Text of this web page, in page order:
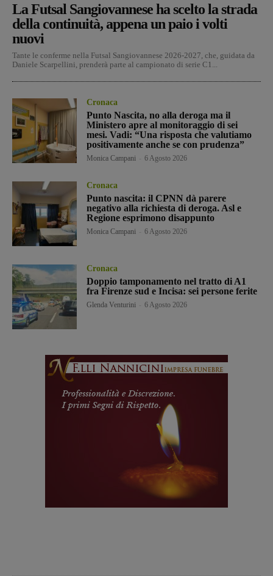
La Futsal Sangiovannese ha scelto la strada
della continuità, appena un paio i volti
nuovi
Tante le conferme nella Futsal Sangiovannese 2026-2027, che, guidata da
Daniele Scarpellini, prenderà parte al campionato di serie C1...
Cronaca
Punto Nascita, no alla deroga ma il
Ministero apre al monitoraggio di sei
mesi. Vadi: “Una risposta che valutiamo
positivamente anche se con prudenza”
Monica Campani 6 Agosto 2026
Cronaca
Punto nascita: il CPNN dà parere
negativo alla richiesta di deroga. Asl e
Regione esprimono disappunto
Monica Campani 6 Agosto 2026
Cronaca
Doppio tamponamento nel tratto di A1
fra Firenze sud e Incisa: sei persone ferite
Glenda Venturini 6 Agosto 2026